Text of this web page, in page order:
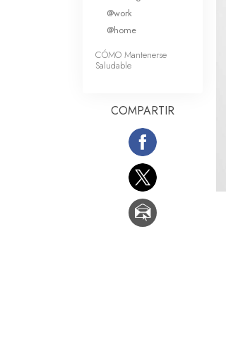
@work
@home
CÓMO Mantenerse
Saludable
COMPARTIR